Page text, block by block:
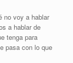
no voy a hablar
a hablar de
tenga para
pasa con lo que